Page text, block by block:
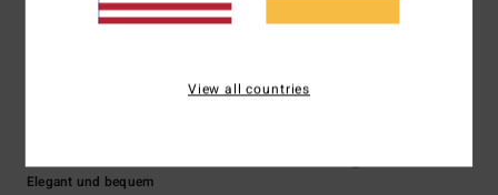
Elegant und bequem
View all countries